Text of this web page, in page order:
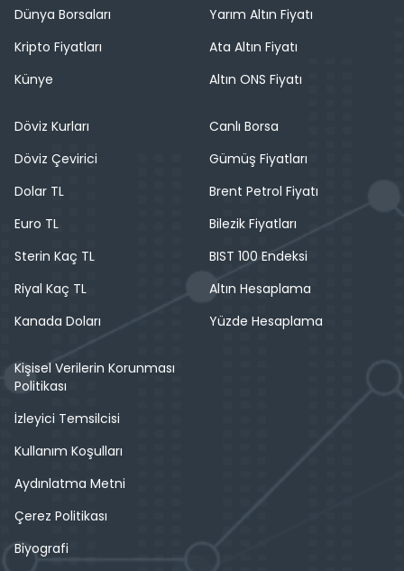
Dünya Borsaları
Kripto Fiyatları
Künye
Yarım Altın Fiyatı
Ata Altın Fiyatı
Altın ONS Fiyatı
Döviz Kurları
Döviz Çevirici
Dolar TL
Euro TL
Sterin Kaç TL
Riyal Kaç TL
Kanada Doları
Canlı Borsa
Gümüş Fiyatları
Brent Petrol Fiyatı
Bilezik Fiyatları
BIST 100 Endeksi
Altın Hesaplama
Yüzde Hesaplama
Kişisel Verilerin Korunması
Politikası
İzleyici Temsilcisi
Kullanım Koşulları
Aydınlatma Metni
Çerez Politikası
Biyografi